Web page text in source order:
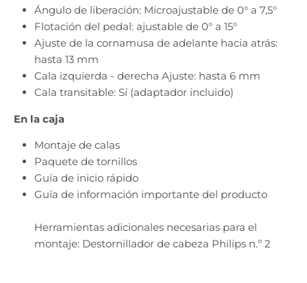
Ángulo de liberación: Microajustable de 0° a 7,5°
Flotación del pedal: ajustable de 0° a 15°
Ajuste de la cornamusa de adelante hacia atrás:
hasta 13 mm
Cala izquierda - derecha Ajuste: hasta 6 mm
Cala transitable: Sí (adaptador incluido)
En la caja
Montaje de calas
Paquete de tornillos
Guía de inicio rápido
Guía de información importante del producto
Herramientas adicionales necesarias para el
montaje: Destornillador de cabeza Philips n.º 2